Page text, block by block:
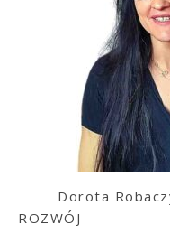
Dorota
ROZWÓJ